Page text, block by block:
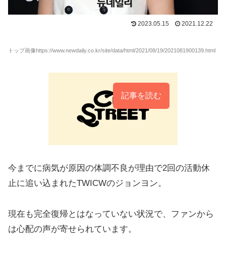
2023.05.15 2021.12.22
トップ画像https://www.newdaily.co.kr/site/data/html/2021/08/19/2021081900139.html
記事を読む
今までに病気が原因の体調不良が理由で2回の活動休
止に追い込まれたTWICWのジョンヨン。
現在も完全復帰とはなっていない状況で、ファンから
は心配の声が寄せられています。